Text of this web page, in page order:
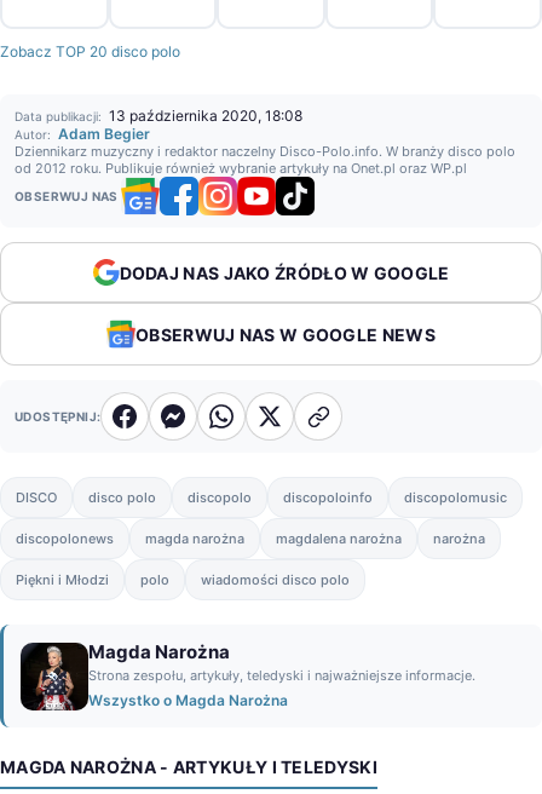
Zobacz TOP 20 disco polo
Data publikacji: 13 października 2020, 18:08
Autor: Adam Begier
Dziennikarz muzyczny i redaktor naczelny Disco-Polo.info. W branży disco polo
od 2012 roku. Publikuje również wybranie artykuły na Onet.pl oraz WP.pl
OBSERWUJ NAS
DODAJ NAS JAKO ŹRÓDŁO W GOOGLE
OBSERWUJ NAS W GOOGLE NEWS
UDOSTĘPNIJ:
DISCO disco polo discopolo discopoloinfo discopolomusic
discopolonews magda narożna magdalena narożna narożna
Piękni i Młodzi polo wiadomości disco polo
Magda Narożna
Strona zespołu, artykuły, teledyski i najważniejsze informacje.
Wszystko o Magda Narożna
MAGDA NAROŻNA - ARTYKUŁY I TELEDYSKI